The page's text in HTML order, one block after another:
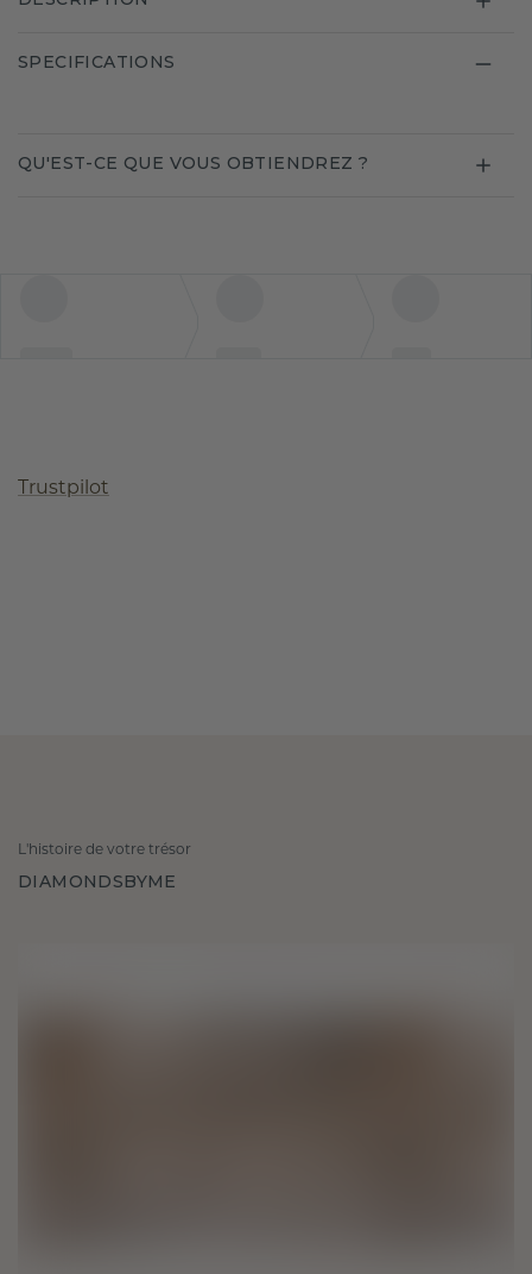
SPECIFICATIONS
QU'EST-CE QUE VOUS OBTIENDREZ ?
Trustpilot
L'histoire de votre trésor
DIAMONDSBYME